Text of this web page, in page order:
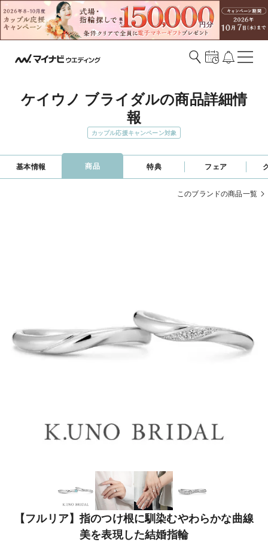
ケイウノ ブライダルの商品詳細情
報
カップル応援キャンペーン対象
基本情報 商品 特典 フェア
このブランドの商品一覧
【フルリア】指のつけ根に馴染むやわらかな曲線
美を表現した結婚指輪